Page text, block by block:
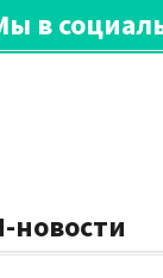
в
новости